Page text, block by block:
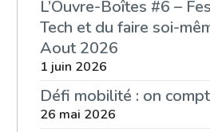
L’Ouvre-Boîtes #6 –
Tech et du faire soi-
Aout 2026
1 juin 2026
Défi mobilité : on
26 mai 2026